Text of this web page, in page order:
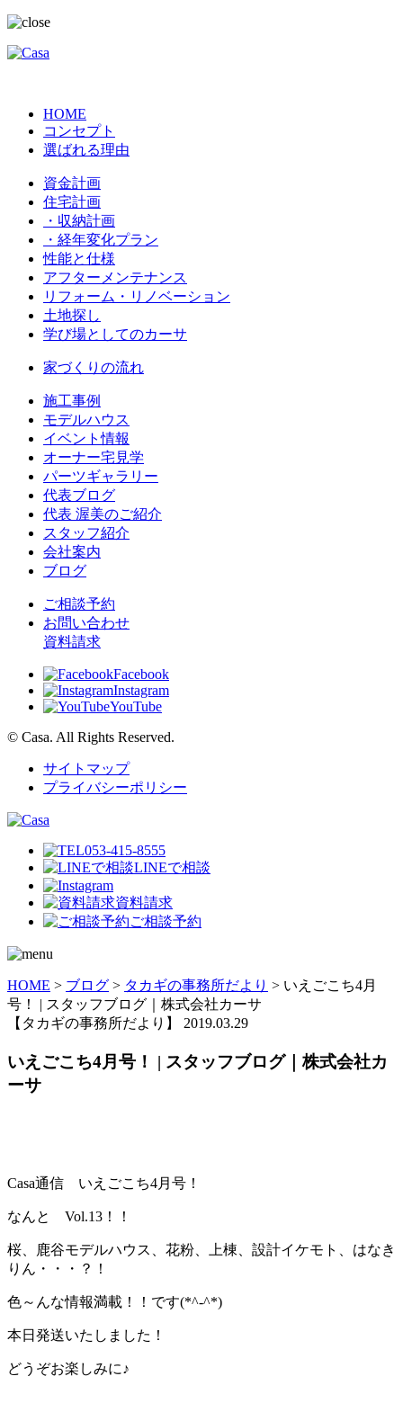
HOME
コンセプト
選ばれる理由
資金計画
住宅計画
・収納計画
・経年変化プラン
性能と仕様
アフターメンテナンス
リフォーム・リノベーション
土地探し
学び場としてのカーサ
家づくりの流れ
施工事例
モデルハウス
イベント情報
オーナー宅見学
パーツギャラリー
代表ブログ
代表 渥美のご紹介
スタッフ紹介
会社案内
ブログ
ご相談予約
お問い合わせ
資料請求
Facebook
Instagram
YouTube
© Casa. All Rights Reserved.
サイトマップ
プライバシーポリシー
053-415-8555
LINEで相談
資料請求
ご相談予約
HOME > ブログ > タカギの事務所だより > いえごこち4月
号！ | スタッフブログ｜株式会社カーサ
【タカギの事務所だより】 2019.03.29
いえごこち4月号！ | スタッフブログ｜株式会社カ
ーサ
Casa通信 いえごこち4月号！
なんと Vol.13！！
桜、鹿谷モデルハウス、花粉、上棟、設計イケモト、はなき
りん・・・？！
色～んな情報満載！！です(*^-^*)
本日発送いたしました！
どうぞお楽しみに♪